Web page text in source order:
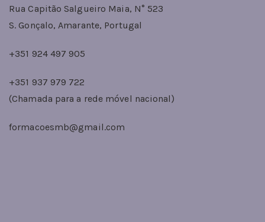
Rua Capitão Salgueiro Maia, N° 523
S. Gonçalo, Amarante, Portugal
+351 924 497 905
+351 937 979 722
(Chamada para a rede móvel nacional)
formacoesmb@gmail.com